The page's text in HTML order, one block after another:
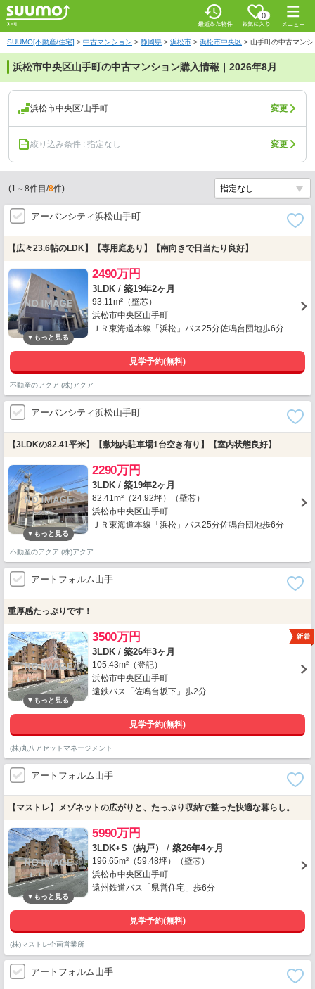
0
SUUMO[不動産/住宅] > 中古マンション > 静岡県 > 浜松市 > 浜松市中央区 > 山手町の中古マン
浜松市中央区山手町の中古マンション購入情報｜2026年8月
浜松市中央区/山手町 変更
絞り込み条件 : 指定なし 変更
(1 ～8件目/8件)
アーバンシティ浜松山手町
【広々23.6帖のLDK】【専用庭あり】【南向きで日当たり良好】
2490万円
3LDK / 築19年2ヶ月
93.11m²（壁芯）
浜松市中央区山手町
ＪＲ東海道本線「浜松」バス25分佐鳴台団地歩6分
見学予約(無料)
不動産のアクア (株)アクア
アーバンシティ浜松山手町
【3LDKの82.41平米】【敷地内駐車場1台空き有り】【室内状態良好】
2290万円
3LDK / 築19年2ヶ月
82.41m²（24.92坪）（壁芯）
浜松市中央区山手町
ＪＲ東海道本線「浜松」バス25分佐鳴台団地歩6分
不動産のアクア (株)アクア
アートフォルム山手
重厚感たっぷりです！
3500万円
3LDK / 築26年3ヶ月
105.43m²（登記）
浜松市中央区山手町
遠鉄バス「佐鳴台坂下」歩2分
見学予約(無料)
(株)丸八アセットマネージメント
アートフォルム山手
【マストレ】メゾネットの広がりと、たっぷり収納で整った快適な暮らし。
5990万円
3LDK+S（納戸） / 築26年4ヶ月
196.65m²（59.48坪）（壁芯）
浜松市中央区山手町
遠州鉄道バス「県営住宅」歩6分
見学予約(無料)
(株)マストレ企画営業所
アートフォルム山手